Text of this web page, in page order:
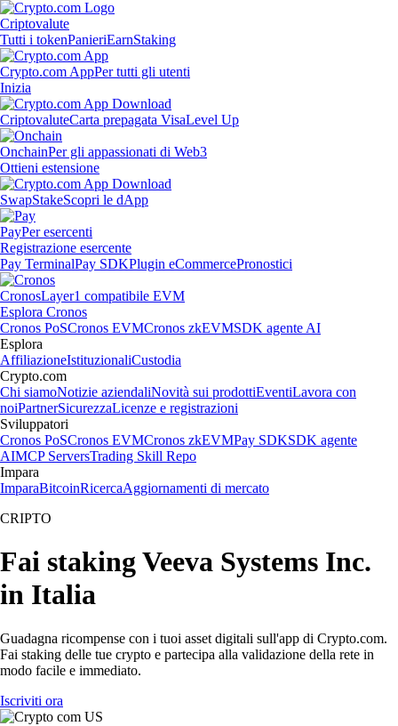
Criptovalute
Tutti i tokenPanieriEarnStaking
Crypto.com AppPer tutti gli utenti
Inizia
CriptovaluteCarta prepagata VisaLevel Up
OnchainPer gli appassionati di Web3
Ottieni estensione
SwapStakeScopri le dApp
PayPer esercenti
Registrazione esercente
Pay TerminalPay SDKPlugin eCommercePronostici
CronosLayer1 compatibile EVM
Esplora Cronos
Cronos PoSCronos EVMCronos zkEVMSDK agente AI
Esplora
AffiliazioneIstituzionaliCustodia
Crypto.com
Chi siamoNotizie aziendaliNovità sui prodottiEventiLavora con
noiPartnerSicurezzaLicenze e registrazioni
Sviluppatori
Cronos PoSCronos EVMCronos zkEVMPay SDKSDK agente
AIMCP ServersTrading Skill Repo
Impara
ImparaBitcoinRicercaAggiornamenti di mercato
CRIPTO
Fai staking Veeva Systems Inc.
in Italia
Guadagna ricompense con i tuoi asset digitali sull'app di Crypto.com.
Fai staking delle tue crypto e partecipa alla validazione della rete in
modo facile e immediato.
Iscriviti ora